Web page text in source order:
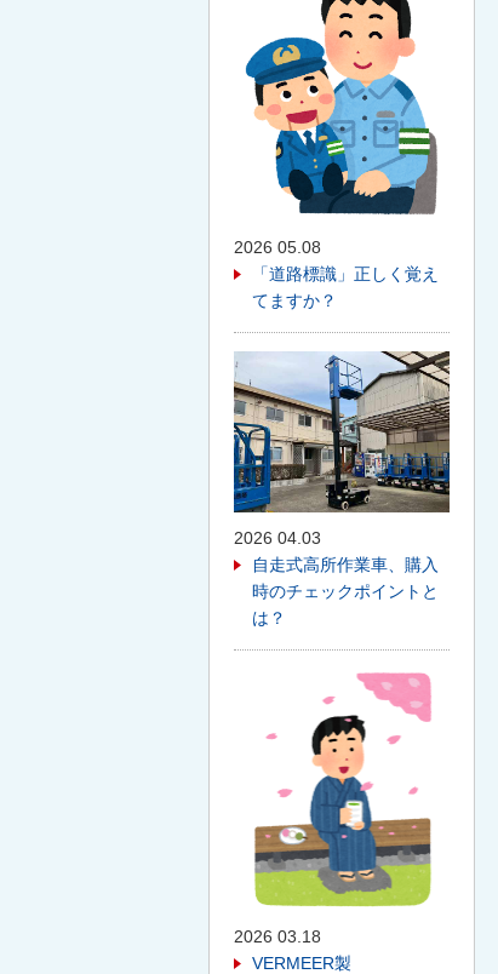
2026 05.08
「道路標識」正しく覚え
てますか？
2026 04.03
自走式高所作業車、購入
時のチェックポイントと
は？
2026 03.18
VERMEER製